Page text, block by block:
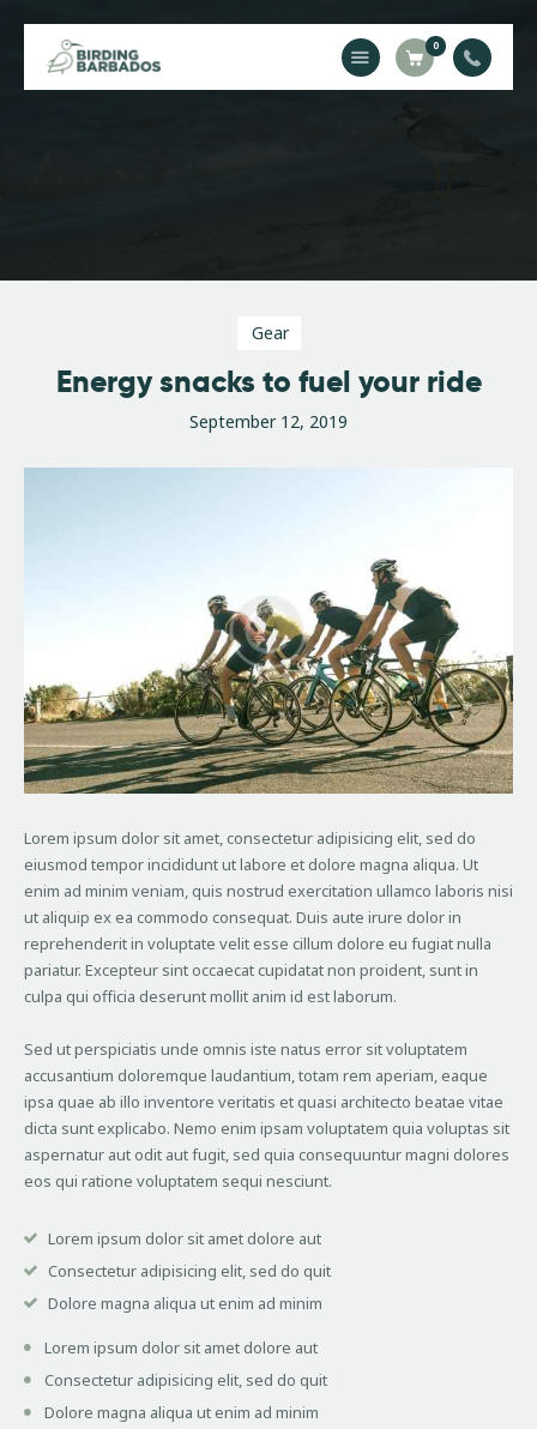
0
Gear
Energy snacks to fuel your ride
September 12, 2019
Lorem ipsum dolor sit amet, consectetur adipisicing elit, sed do
eiusmod tempor incididunt ut labore et dolore magna aliqua. Ut
enim ad minim veniam, quis nostrud exercitation ullamco laboris nisi
ut aliquip ex ea commodo consequat. Duis aute irure dolor in
reprehenderit in voluptate velit esse cillum dolore eu fugiat nulla
pariatur. Excepteur sint occaecat cupidatat non proident, sunt in
culpa qui officia deserunt mollit anim id est laborum.
Sed ut perspiciatis unde omnis iste natus error sit voluptatem
accusantium doloremque laudantium, totam rem aperiam, eaque
ipsa quae ab illo inventore veritatis et quasi architecto beatae vitae
dicta sunt explicabo. Nemo enim ipsam voluptatem quia voluptas sit
aspernatur aut odit aut fugit, sed quia consequuntur magni dolores
eos qui ratione voluptatem sequi nesciunt.
Lorem ipsum dolor sit amet dolore aut
Consectetur adipisicing elit, sed do quit
Dolore magna aliqua ut enim ad minim
Lorem ipsum dolor sit amet dolore aut
Consectetur adipisicing elit, sed do quit
Dolore magna aliqua ut enim ad minim